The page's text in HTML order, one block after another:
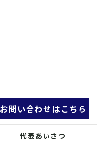
お問い合わせはこちら
代表あいさつ